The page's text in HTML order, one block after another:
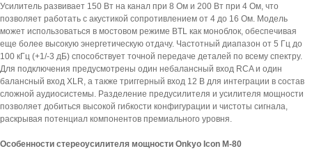
Усилитель развивает 150 Вт на канал при 8 Ом и 200 Вт при 4 Ом, что
позволяет работать с акустикой сопротивлением от 4 до 16 Ом. Модель
может использоваться в мостовом режиме BTL как моноблок, обеспечивая
еще более высокую энергетическую отдачу. Частотный диапазон от 5 Гц до
100 кГц (+1/-3 дБ) способствует точной передаче деталей по всему спектру.
Для подключения предусмотрены один небалансный вход RCA и один
балансный вход XLR, а также триггерный вход 12 В для интеграции в состав
сложной аудиосистемы. Разделение предусилителя и усилителя мощности
позволяет добиться высокой гибкости конфигурации и чистоты сигнала,
раскрывая потенциал компонентов премиального уровня.
Особенности стереоусилителя мощности Onkyo Icon M-80